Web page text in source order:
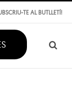
TE AL BUTLLETÍ!